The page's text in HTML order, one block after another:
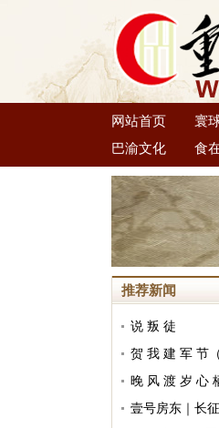
网站首页 寰
巴渝文化
食
推荐新闻
说 叛 徒
贺 我 建 军 节
晚 风 渡 岁 心
壹号房东｜长